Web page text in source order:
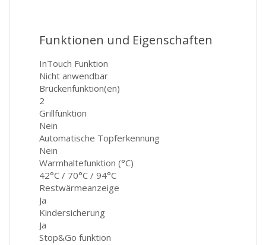
Funktionen und Eigenschaften
InTouch Funktion
Nicht anwendbar
Brückenfunktion(en)
2
Grillfunktion
Nein
Automatische Topferkennung
Nein
Warmhaltefunktion (°C)
42°C / 70°C / 94°C
Restwärmeanzeige
Ja
Kindersicherung
Ja
Stop&Go funktion